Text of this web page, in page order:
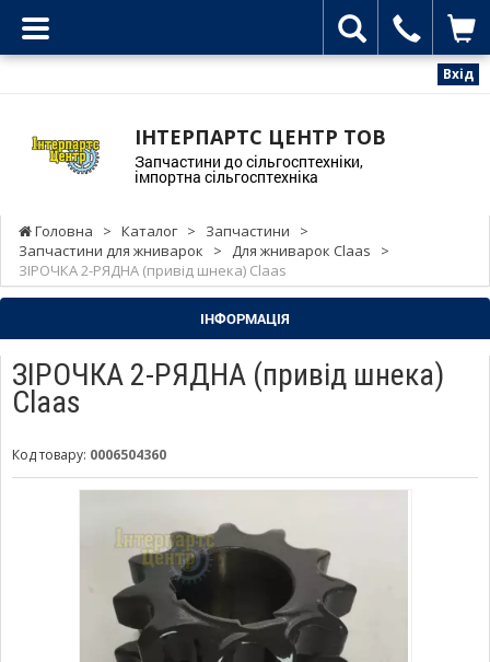
Вхід
ІНТЕРПАРТС ЦЕНТР ТОВ
Запчастини до сільгосптехніки,
імпортна сільгосптехніка
Головна > Каталог > Запчастини
>
Запчастини для жниварок
> Для жниварок Claas
>
ЗІРОЧКА 2-РЯДНА (привід шнека) Claas
ІНФОРМАЦІЯ
ЗІРОЧКА 2-РЯДНА (привід шнека)
Claas
Код товару: 0006504360